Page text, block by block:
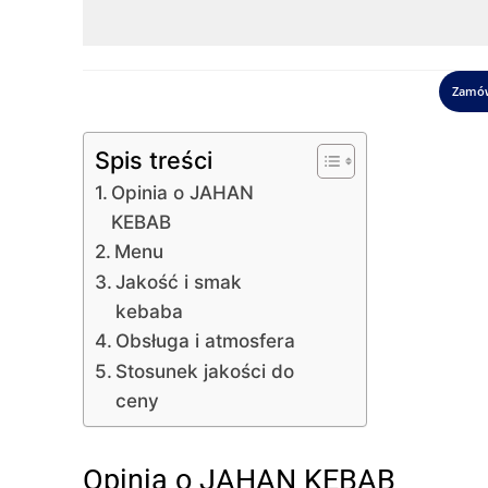
Spis treści
Opinia o JAHAN
KEBAB
Menu
Jakość i smak
kebaba
Obsługa i atmosfera
Stosunek jakości do
ceny
Opinia o JAHAN KEBAB